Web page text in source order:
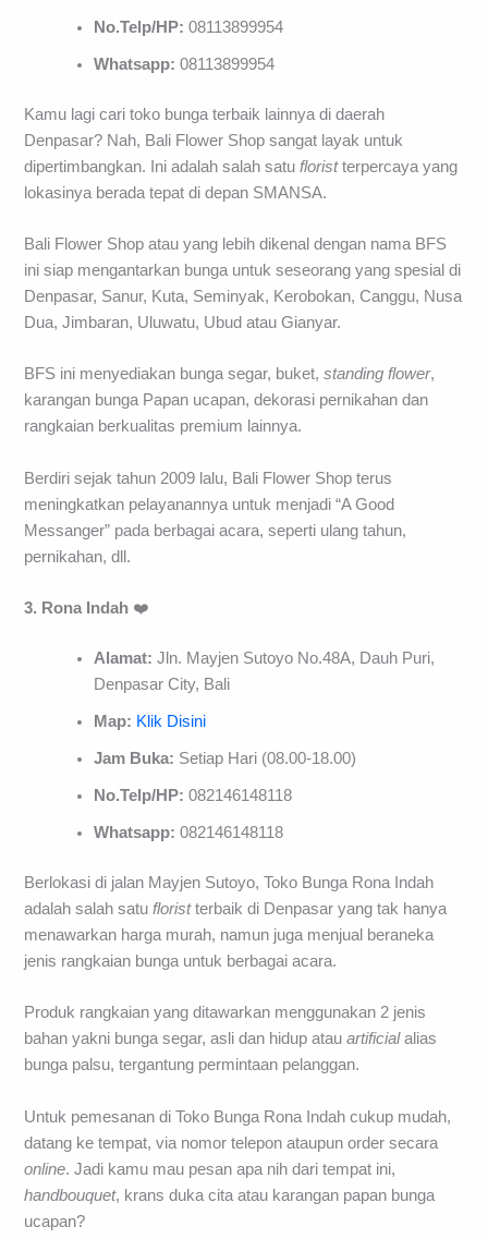
No.Telp/HP: 08113899954
Whatsapp:08113899954
Kamu lagi cari toko bunga terbaik lainnya di daerah
Denpasar? Nah, Bali Flower Shop sangat layak untuk
dipertimbangkan. Ini adalah salah satufloristterpercaya yang
lokasinya berada tepat di depan SMANSA.
Bali Flower Shop atau yang lebih dikenal dengan nama BFS
ini siap mengantarkan bunga untuk seseorang yang spesial di
Denpasar, Sanur, Kuta, Seminyak, Kerobokan, Canggu, Nusa
Dua, Jimbaran, Uluwatu, Ubud atau Gianyar.
BFS ini menyediakan bunga segar, buket,standing flower,
karangan bunga Papan ucapan, dekorasi pernikahan dan
rangkaian berkualitas premium lainnya.
Berdiri sejak tahun 2009 lalu, Bali Flower Shop terus
meningkatkan pelayanannya untuk menjadi “A Good
Messanger” pada berbagai acara, seperti ulang tahun,
pernikahan, dll.
3. Rona Indah ❤️
Alamat: Jln. Mayjen Sutoyo No.48A, Dauh Puri,
Denpasar City, Bali
Map: Klik Disini
Jam Buka: Setiap Hari (08.00-18.00)
No.Telp/HP: 082146148118
Whatsapp:082146148118
Berlokasi di jalan Mayjen Sutoyo, Toko Bunga Rona Indah
adalah salah satufloristterbaik di Denpasar yang tak hanya
menawarkan harga murah, namun juga menjual beraneka
jenis rangkaian bunga untuk berbagai acara.
Produk rangkaian yang ditawarkan menggunakan 2 jenis
bahan yakni bunga segar, asli dan hidup atauartificialalias
bunga palsu, tergantung permintaan pelanggan.
Untuk pemesanan di Toko Bunga Rona Indah cukup mudah,
datang ke tempat, via nomor telepon ataupun order secara
online. Jadi kamu mau pesan apa nih dari tempat ini,
handbouquet, krans duka cita atau karangan papan bunga
ucapan?